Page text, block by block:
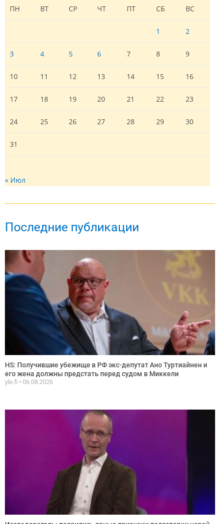
ПН
ВТ СР ЧТ ПТ СБ ВС
1 2
3 4 5 6 7 8 9
10 11 12 13 14 15 16
17 18 19 20 21 22 23
24 25 26 27 28 29 30
31
« Июл
Последние публикации
HS: Получившие убежище в РФ экс-депутат Ано Туртиайнен и
его жена должны предстать перед судом в Миккели
yle.fi 06.08.2026